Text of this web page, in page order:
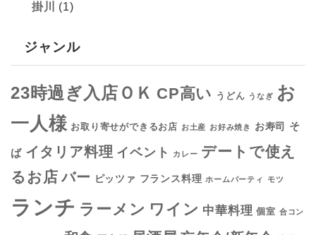
掛川
(1)
ジャンル
23時過ぎ入店ＯＫ CP高い うどん うなぎ お
一人様 お取り寄せができるお店 お土産 お好み焼き お寿司 そ
ば イタリア料理 イベント カレー デートで使え
るお店 バー ピッツァ フランス料理 ホームパーティ モツ
ランチ ラーメン ワイン 中華料理 個室 合コン